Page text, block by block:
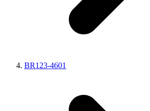
BR123-4601